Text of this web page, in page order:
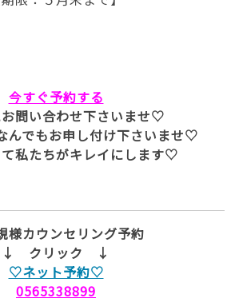
今すぐ予約する
問い合わせ下さいませ♡
んでもお申し付け下さいませ♡
私たちがキレイにします♡
様カウンセリング予約
↓ クリック ↓
♡ネット予約♡
0565338899